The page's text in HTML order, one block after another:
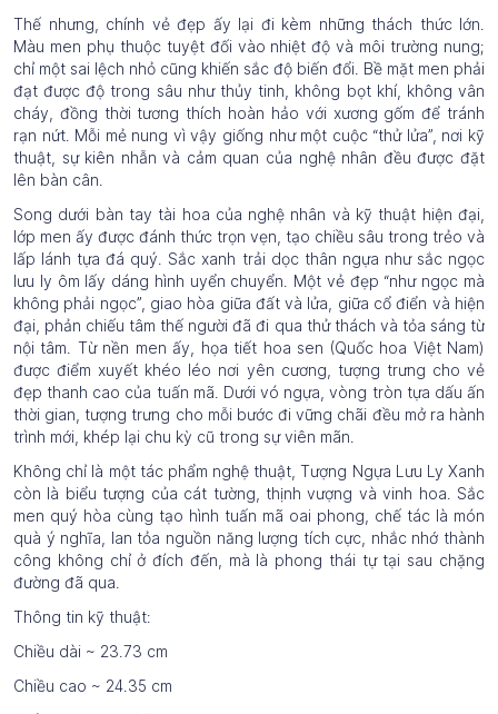
Thế nhưng, chính vẻ đẹp ấy lại đi kèm những thách thức lớn.
Màu men phụ thuộc tuyệt đối vào nhiệt độ và môi trường nung;
chỉ một sai lệch nhỏ cũng khiến sắc độ biến đổi. Bề mặt men phải
đạt được độ trong sâu như thủy tinh, không bọt khí, không vân
cháy, đồng thời tương thích hoàn hảo với xương gốm để tránh
rạn nứt. Mỗi mẻ nung vì vậy giống như một cuộc “thử lửa”, nơi kỹ
thuật, sự kiên nhẫn và cảm quan của nghệ nhân đều được đặt
lên bàn cân.
Song dưới bàn tay tài hoa của nghệ nhân và kỹ thuật hiện đại,
lớp men ấy được đánh thức trọn vẹn, tạo chiều sâu trong trẻo và
lấp lánh tựa đá quý. Sắc xanh trải dọc thân ngựa như sắc ngọc
lưu ly ôm lấy dáng hình uyển chuyển. Một vẻ đẹp “như ngọc mà
không phải ngọc”, giao hòa giữa đất và lửa, giữa cổ điển và hiện
đại, phản chiếu tâm thế người đã đi qua thử thách và tỏa sáng từ
nội tâm. Từ nền men ấy, họa tiết hoa sen (Quốc hoa Việt Nam)
được điểm xuyết khéo léo nơi yên cương, tượng trưng cho vẻ
đẹp thanh cao của tuấn mã. Dưới vó ngựa, vòng tròn tựa dấu ấn
thời gian, tượng trưng cho mỗi bước đi vững chãi đều mở ra hành
trình mới, khép lại chu kỳ cũ trong sự viên mãn.
Không chỉ là một tác phẩm nghệ thuật, Tượng Ngựa Lưu Ly Xanh
còn là biểu tượng của cát tường, thịnh vượng và vinh hoa. Sắc
men quý hòa cùng tạo hình tuấn mã oai phong, chế tác là món
quà ý nghĩa, lan tỏa nguồn năng lượng tích cực, nhắc nhớ thành
công không chỉ ở đích đến, mà là phong thái tự tại sau chặng
đường đã qua.
Thông tin kỹ thuật:
Chiều dài ~ 23.73 cm
Chiều cao ~ 24.35 cm